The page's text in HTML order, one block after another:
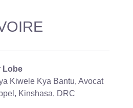
Lobe
Kiwele Kya Bantu, Avocat
Kinshasa, DRC